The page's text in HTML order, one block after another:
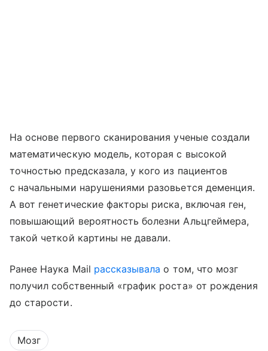
На основе первого сканирования ученые создали
математическую модель, которая с высокой
точностью предсказала, у кого из пациентов
с начальными нарушениями разовьется деменция.
А вот генетические факторы риска, включая ген,
повышающий вероятность болезни Альцгеймера,
такой четкой картины не давали.
Ранее Наука Mail рассказывала о том, что мозг
получил собственный «график роста» от рождения
до старости.
Мозг